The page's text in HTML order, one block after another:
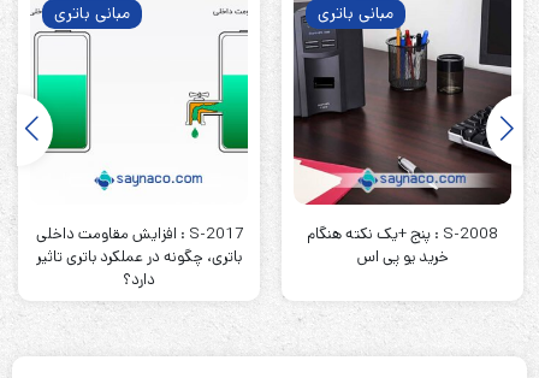
مبانی باتری
S-2008 : پنج +یک نکته هنگام
خرید یو پی اس
مبانی باتری
S-2017 : افزایش مقاومت داخلی
باتری، چگونه در عملکرد باتری تاثیر
دارد؟